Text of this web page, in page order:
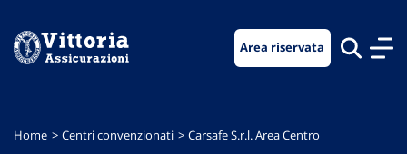
menu
contenuto
footer
Area riservata
Home Centri convenzionati Carsafe S.r.l. Area Centro